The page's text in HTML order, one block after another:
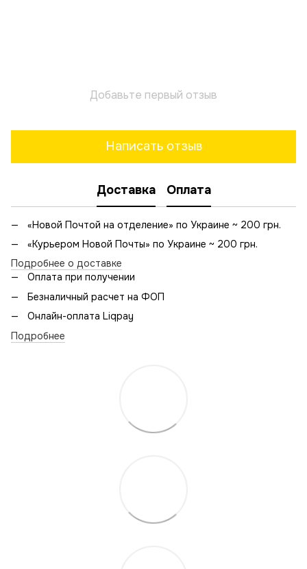
Добавьте первый отзыв
Написать отзыв
Доставка Оплата
«Новой Почтой на отделение» по Украине ~ 200 грн.
«Курьером Новой Почты» по Украине ~ 200 грн.
Подробнее о доставке
Оплата при получении
Безналичный расчет на ФОП
Онлайн-оплата Liqpay
Подробнее